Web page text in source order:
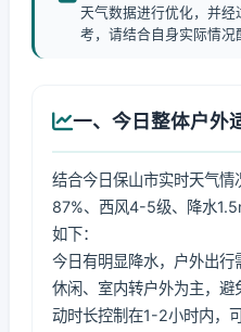
天气数据进行优化，并
考，请结合自身实际情况
一、今日整体户外
结合今日保山市实时天气
87%、西风4-5级、降水
如下：
今日有明显降水，户外出
休闲、室内转户外为主，
动时长控制在1-2小时内，